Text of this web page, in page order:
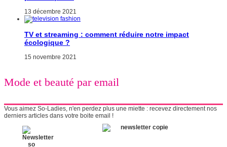
13 décembre 2021
TV et streaming : comment réduire notre impact
écologique ?
15 novembre 2021
Mode et beauté par email
Vous aimez So-Ladies, n'en perdez plus une miette : recevez directement nos
derniers articles dans votre boite email !